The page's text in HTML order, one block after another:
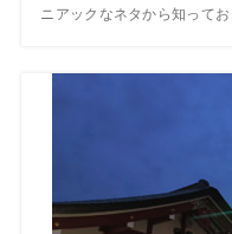
ニアックなネタから知ってお